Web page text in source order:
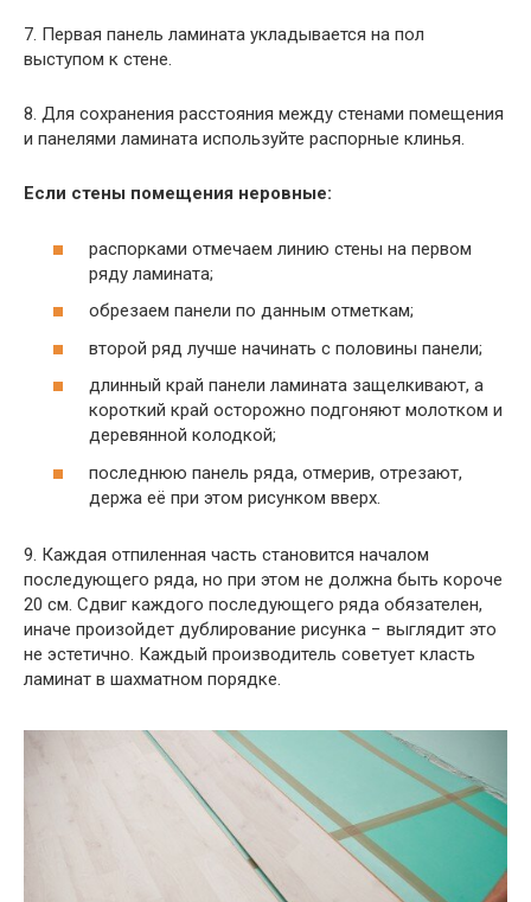
7. Первая панель ламината укладывается на пол
выступом к стене.
8. Для сохранения расстояния между стенами помещения
и панелями ламината используйте распорные клинья.
Если стены помещения неровные:
распорками отмечаем линию стены на первом
ряду ламината;
обрезаем панели по данным отметкам;
второй ряд лучше начинать с половины панели;
длинный край панели ламината защелкивают, а
короткий край осторожно подгоняют молотком и
деревянной колодкой;
последнюю панель ряда, отмерив, отрезают,
держа её при этом рисунком вверх.
9. Каждая отпиленная часть становится началом
последующего ряда, но при этом не должна быть короче
20 см. Сдвиг каждого последующего ряда обязателен,
иначе произойдет дублирование рисунка − выглядит это
не эстетично. Каждый производитель советует класть
ламинат в шахматном порядке.